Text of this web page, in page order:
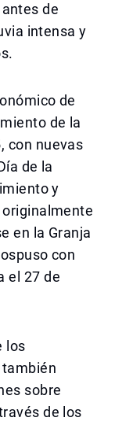
de
intensa y
de
de la
con nuevas
de la
y
originalmente
en la Granja
con
el 27 de
los
también
sobre
de los